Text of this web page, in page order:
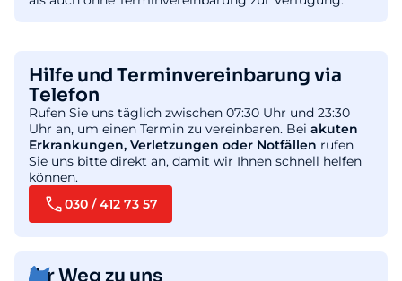
Hilfe und Terminvereinbarung via
Telefon
Rufen Sie uns täglich zwischen 07:30 Uhr und 23:30
Uhr an, um einen Termin zu vereinbaren. Bei akuten
Erkrankungen, Verletzungen oder Notfällen rufen
Sie uns bitte direkt an, damit wir Ihnen schnell helfen
können.
030 / 412 73 57
Ihr Weg zu uns